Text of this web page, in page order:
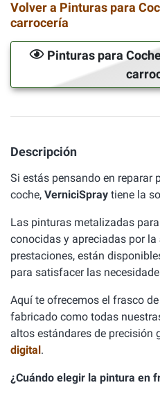
Volver a Pinturas para
carrocería
Pinturas para
Descripción
Si estás pensando en reparar
coche, VerniciSpray tiene la
Las pinturas metalizadas
conocidas y apreciadas por la
prestaciones, están
para satisfacer las
Aquí te ofrecemos el frasco
fabricado como todas
altos estándares de precisión
digital.
¿Cuándo elegir la pintura en